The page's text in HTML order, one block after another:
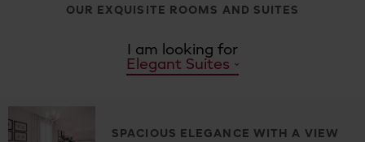
OUR EXQUISITE ROOMS AND SUITES
I am looking for
Elegant Suites
SPACIOUS ELEGANCE WITH A VIEW